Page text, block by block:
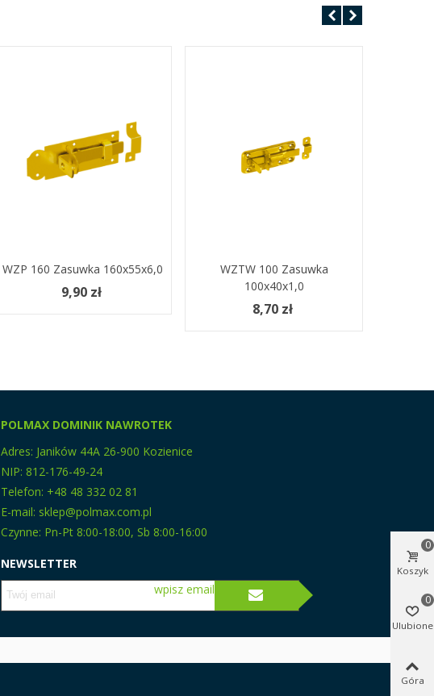
Dodaj Do Koszyka
WZP 160 Zasuwka 160x55x6,0
9,90 zł
Dodaj Do Koszyka
WZTW 100 Zasuwka
100x40x1,0
8,70 zł
POLMAX DOMINIK NAWROTEK
Adres: Janików 44A 26-900 Kozienice
NIP: 812-176-49-24
Telefon: +48 48 332 02 81
E-mail: sklep@polmax.com.pl
Czynne: Pn-Pt 8:00-18:00, Sb 8:00-16:00
NEWSLETTER
wpisz email
Koszyk
0
Ulubione
0
Góra